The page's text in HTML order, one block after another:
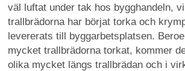
väl luftat under tak hos bygghandeln,
trallbrädorna har börjat torka och
levererats till byggarbetsplatsen.
mycket trallbrädorna torkat, kommer
olika mycket längs trallbrädan och i